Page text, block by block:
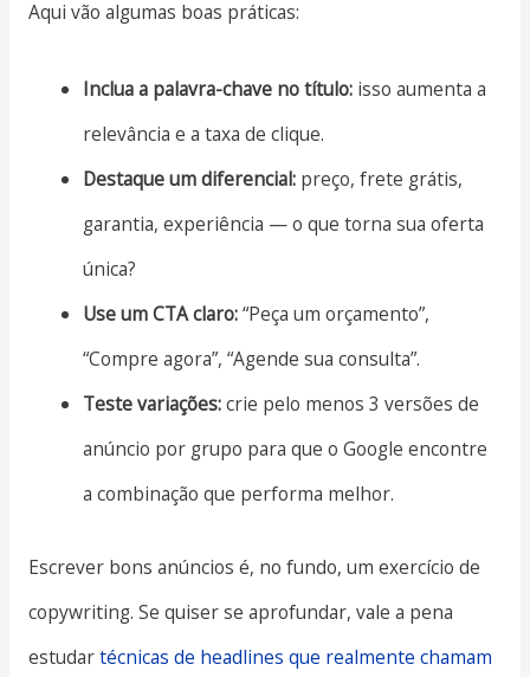
Aqui vão algumas boas práticas:
Inclua a palavra-chave no título: isso aumenta a
relevância e a taxa de clique.
Destaque um diferencial: preço, frete grátis,
garantia, experiência — o que torna sua oferta
única?
Use um CTA claro:“Peça um orçamento”,
“Compre agora”, “Agende sua consulta”.
Teste variações:crie pelo menos 3 versões de
anúncio por grupo para que o Google encontre
a combinação que performa melhor.
Escrever bons anúncios é, no fundo, um exercício de
copywriting. Se quiser se aprofundar, vale a pena
estudartécnicas de headlines que realmente chamam